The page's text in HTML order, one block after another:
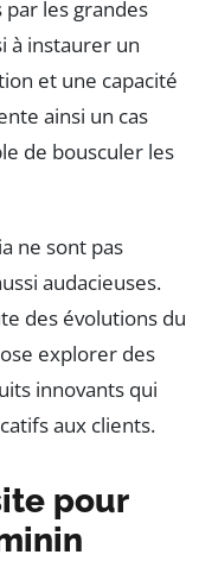
par les grandes
à instaurer un
et une capacité
ainsi un cas
de bousculer les
ne sont pas
audacieuses.
des évolutions du
explorer des
innovants qui
aux clients.
pour